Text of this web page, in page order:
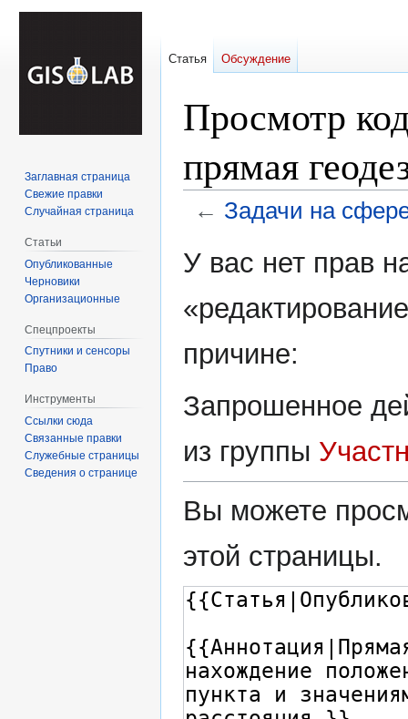
Просмотр
прямая
← Задачи на
ккУ вас нет прав
причине:
Запрошенное
из группы
Вы можете
этой страницы.
Статья Обсуждение
Заглавная страница
Свежие правки
Случайная страница
Статьи
Опубликованные
Черновики
Организационные
Спецпроекты
Спутники и сенсоры
Право
Инструменты
Ссылки сюда
Связанные правки
Служебные страницы
Сведения о странице